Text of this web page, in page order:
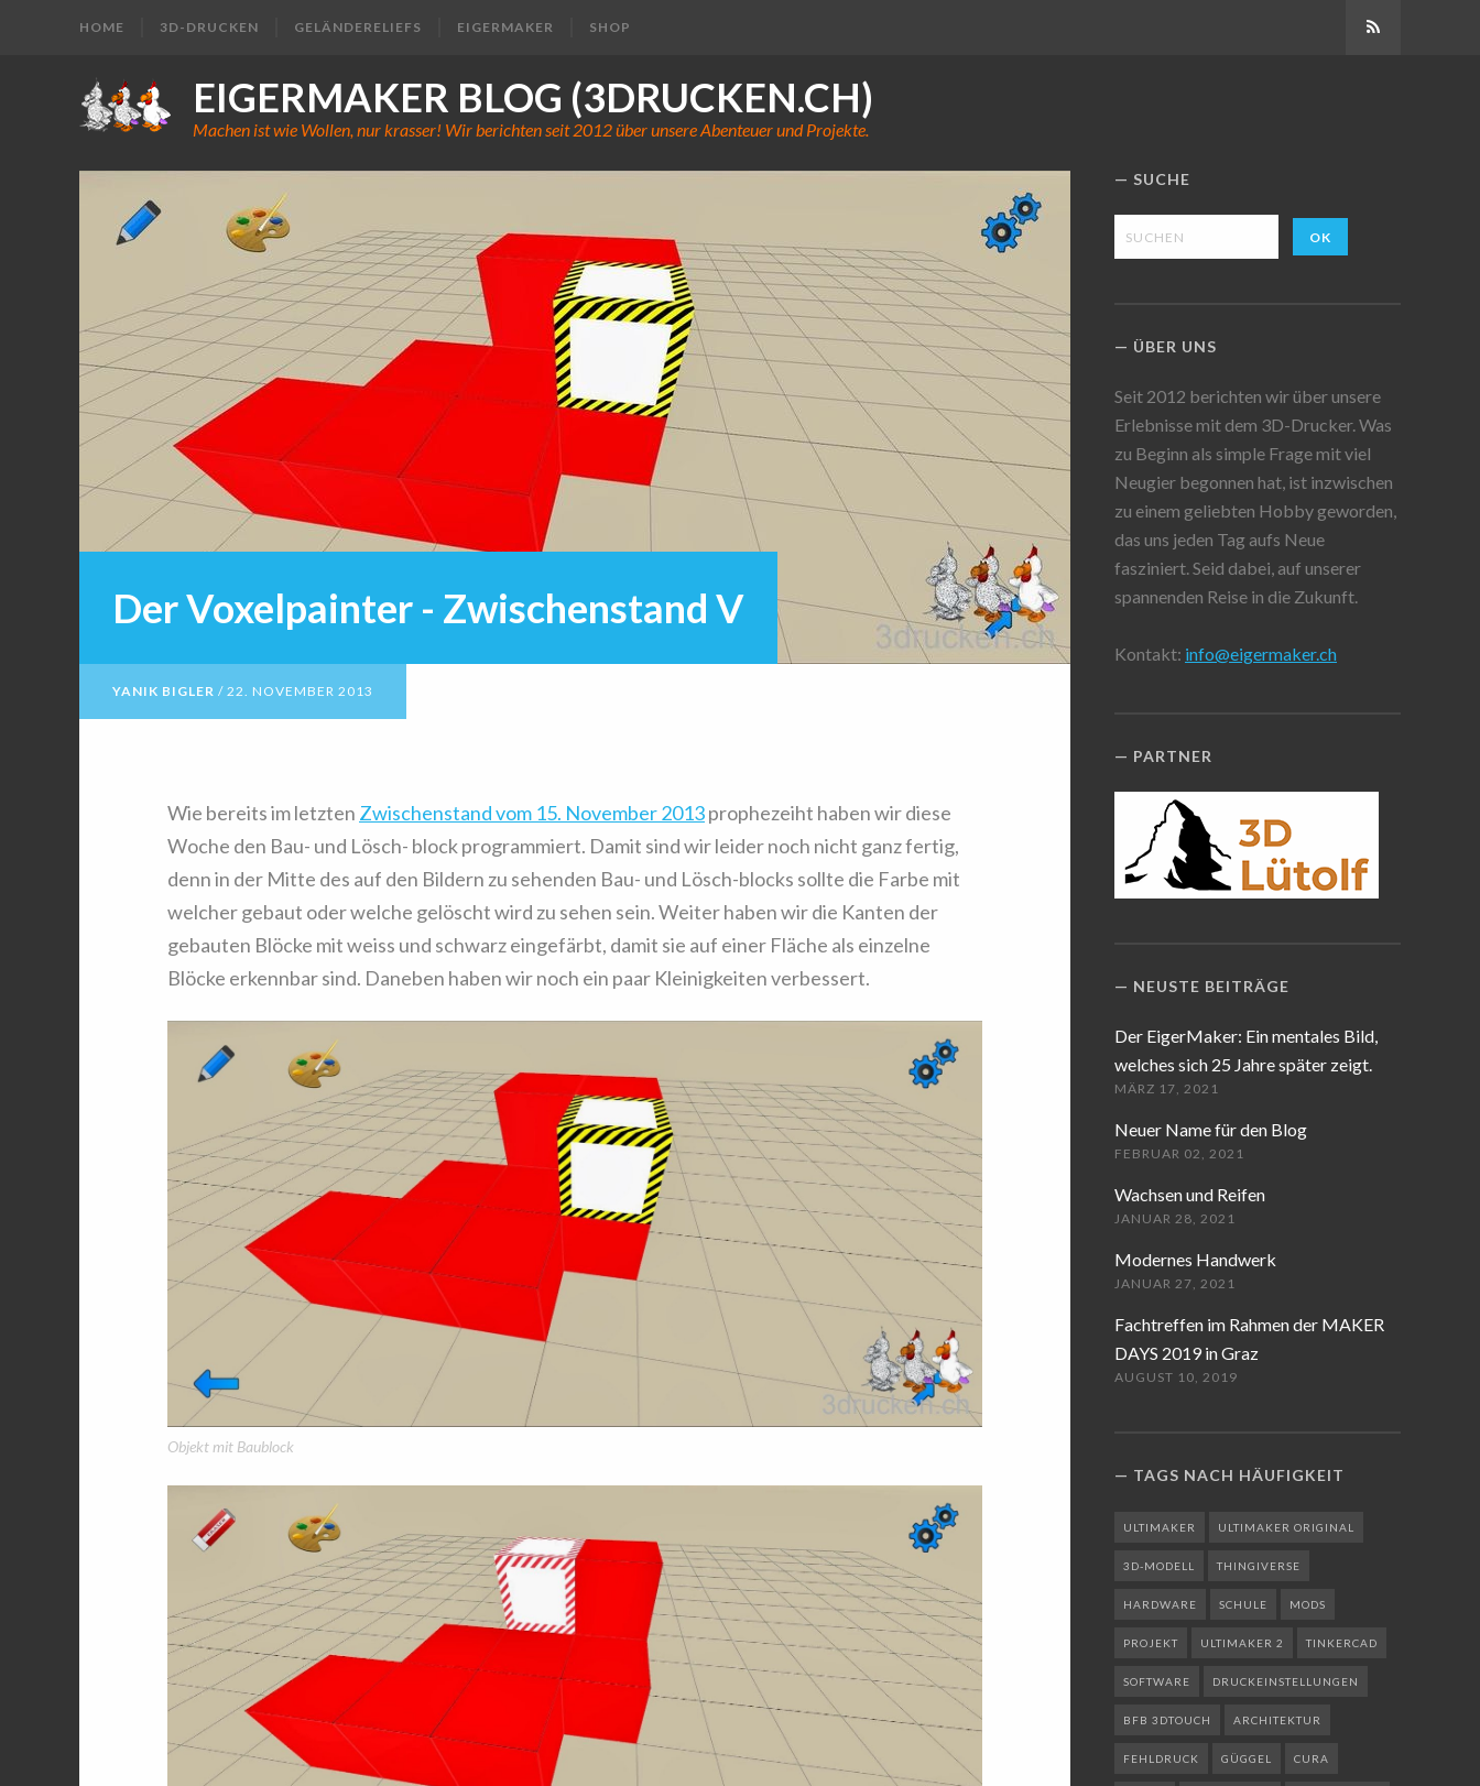
HOME 3D-DRUCKEN GELÄNDERELIEFS EIGERMAKER SHOP
EIGERMAKER BLOG (3DRUCKEN.CH)
Machen ist wie Wollen, nur krasser! Wir berichten seit 2012 über unsere Abenteuer und Projekte.
Der Voxelpainter - Zwischenstand V
YANIK BIGLER / 22. NOVEMBER 2013
Wie bereits im letzten Zwischenstand vom 15. November 2013prophezeiht haben wir diese
Woche den Bau- und Lösch- block programmiert. Damit sind wir leider noch nicht ganz fertig,
denn in der Mitte des auf den Bildern zu sehenden Bau- und Lösch-blocks sollte die Farbe mit
welcher gebaut oder welche gelöscht wird zu sehen sein. Weiter haben wir die Kanten der
gebauten Blöcke mit weiss und schwarz eingefärbt, damit sie auf einer Fläche als einzelne
Blöcke erkennbar sind. Daneben haben wir noch ein paar Kleinigkeiten verbessert.
Objekt mit Baublock
SUCHE
ÜBER UNS
Seit 2012 berichten wir über unsere
Erlebnisse mit dem 3D-Drucker. Was
zu Beginn als simple Frage mit viel
Neugier begonnen hat, ist inzwischen
zu einem geliebten Hobby geworden,
das uns jeden Tag aufs Neue
fasziniert. Seid dabei, auf unserer
spannenden Reise in die Zukunft.
Kontakt: info@eigermaker.ch
PARTNER
NEUSTE BEITRÄGE
Der EigerMaker: Ein mentales Bild,
welches sich 25 Jahre später zeigt.
MÄRZ 17, 2021
Neuer Name für den Blog
FEBRUAR 02, 2021
Wachsen und Reifen
JANUAR 28, 2021
Modernes Handwerk
JANUAR 27, 2021
Fachtreffen im Rahmen der MAKER
DAYS 2019 in Graz
AUGUST 10, 2019
TAGS NACH HÄUFIGKEIT
ULTIMAKER ULTIMAKER ORIGINAL
3D-MODELL THINGIVERSE
HARDWARE SCHULE MODS
PROJEKT ULTIMAKER 2 TINKERCAD
SOFTWARE DRUCKEINSTELLUNGEN
BFB 3DTOUCH ARCHITEKTUR
FEHLDRUCK GÜGGEL CURA